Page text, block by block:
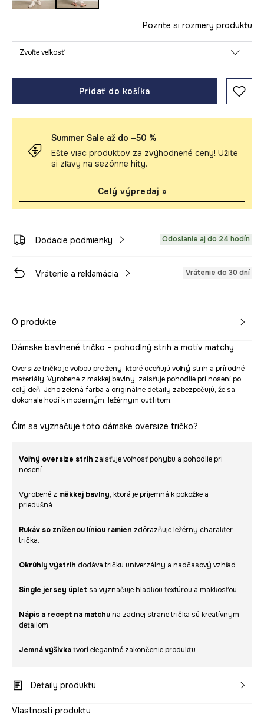
Pozrite si rozmery produktu
Zvoľte veľkosť
Pridať do košíka
Summer Sale až do –50 %
Ešte viac produktov za zvýhodnené ceny! Užite
si zľavy na sezónne hity.
Celý výpredaj »
Dodacie podmienky Odoslanie aj do 24 hodín
Vrátenie a reklamácia Vrátenie do 30 dní
O produkte
Dámske bavlnené tričko – pohodlný strih a motív matchy
Oversize tričko je voľbou pre ženy, ktoré oceňujú voľný strih a prírodné
materiály. Vyrobené z mäkkej bavlny, zaisťuje pohodlie pri nosení po
celý deň. Jeho zelená farba a originálne detaily zabezpečujú, že sa
dokonale hodí k moderným, ležérnym outfitom.
Čím sa vyznačuje toto dámske oversize tričko?
Voľný oversize strih zaisťuje voľnosť pohybu a pohodlie pri
nosení.
Vyrobené z mäkkej bavlny, ktorá je príjemná k pokožke a
priedušná.
Rukáv so zníženou líniou ramien zdôrazňuje ležérny charakter
trička.
Okrúhly výstrih dodáva tričku univerzálny a nadčasový vzhľad.
Single jersey úplet sa vyznačuje hladkou textúrou a mäkkosťou.
Nápis a recept na matchu na zadnej strane trička sú kreatívnym
detailom.
Jemná výšivkatvorí elegantné zakončenie produktu.
Detaily produktu
Vlastnosti produktu